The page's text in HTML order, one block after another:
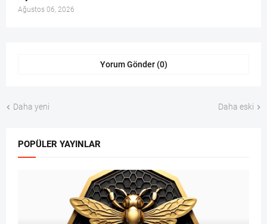
Ağustos 06, 2026
Yorum Gönder (0)
Daha yeni Daha eski
POPÜLER YAYINLAR